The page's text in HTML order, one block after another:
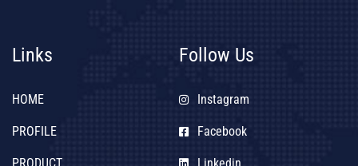
Links
HOME
PROFILE
Follow Us
Instagram
Facebook